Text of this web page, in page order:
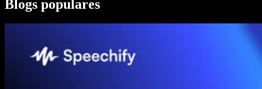
Blogs populares